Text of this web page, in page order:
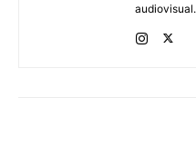
audiovisual.